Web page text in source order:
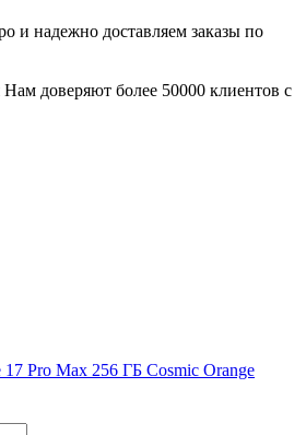
и надежно доставляем заказы по
Нам доверяют более 50000 клиентов с
Pro Max 256 ГБ Cosmic Orange